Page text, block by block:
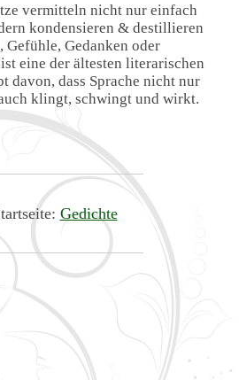
vermitteln nicht nur einfach
kondensieren & destillieren
Gefühle, Gedanken oder
eine der ältesten literarischen
davon, dass Sprache nicht nur
klingt, schwingt und wirkt.
Gedichte